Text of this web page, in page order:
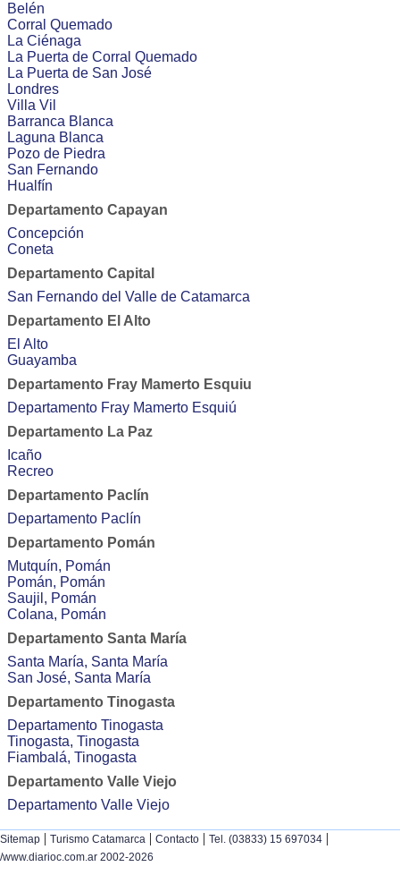
Belén
Corral Quemado
La Ciénaga
La Puerta de Corral Quemado
La Puerta de San José
Londres
Villa Vil
Barranca Blanca
Laguna Blanca
Pozo de Piedra
San Fernando
Hualfín
Departamento Capayan
Concepción
Coneta
Departamento Capital
San Fernando del Valle de Catamarca
Departamento El Alto
El Alto
Guayamba
Departamento Fray Mamerto Esquiu
Departamento Fray Mamerto Esquiú
Departamento La Paz
Icaño
Recreo
Departamento Paclín
Departamento Paclín
Departamento Pomán
Mutquín, Pomán
Pomán, Pomán
Saujil, Pomán
Colana, Pomán
Departamento Santa María
Santa María, Santa María
San José, Santa María
Departamento Tinogasta
Departamento Tinogasta
Tinogasta, Tinogasta
Fiambalá, Tinogasta
Departamento Valle Viejo
Departamento Valle Viejo
Sitemap | Turismo Catamarca | Contacto | Tel. (03833) 15 697034 |
/www.diarioc.com.ar 2002-2026